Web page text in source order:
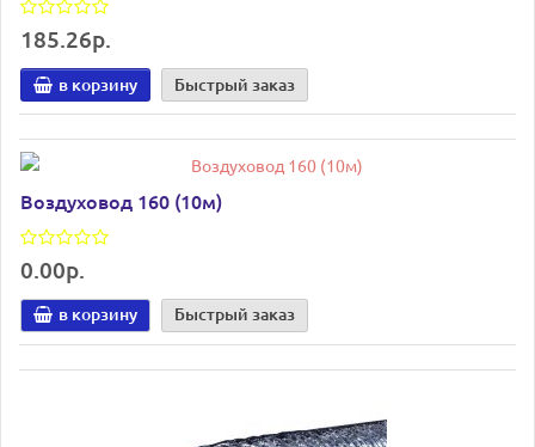
185.26р.
в корзину Быстрый заказ
Воздуховод 160 (10м)
0.00р.
в корзину Быстрый заказ